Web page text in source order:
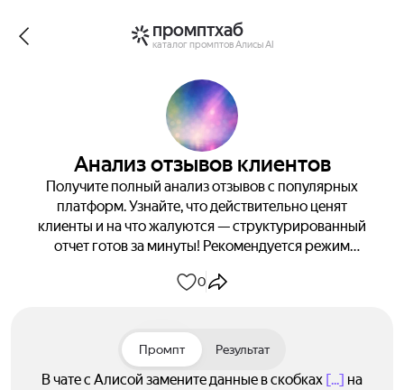
промптхаб
каталог промптов Алисы AI
Анализ отзывов клиентов
Получите полный анализ отзывов с популярных
платформ. Узнайте, что действительно ценят
клиенты и на что жалуются — структурированный
отчет готов за минуты! Рекомендуется режим
0
Промпт Результат
В чате с Алисой замените данные в скобках [...] на